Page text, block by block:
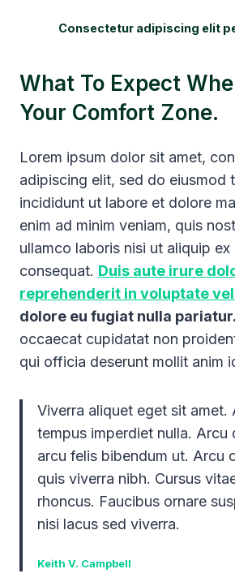
Consectetur adipiscing elit
What To Expect
Your Comfort Zone.
Lorem ipsum dolor sit amet,
adipiscing elit, sed do eiusmod
incididunt ut labore et dolore
enim ad minim veniam, quis
ullamco laboris nisi ut aliquip
consequat. Duis aute irure
reprehenderit in voluptate
dolore eu fugiat nulla pariatur.
occaecat cupidatat non
qui officia deserunt mollit anim
Viverra aliquet eget sit amet.
tempus imperdiet nulla. Arcu
arcu felis bibendum ut. Arcu
quis viverra nibh. Cursus
rhoncus. Faucibus ornare
nisi lacus sed viverra.
Keith V. Campbell